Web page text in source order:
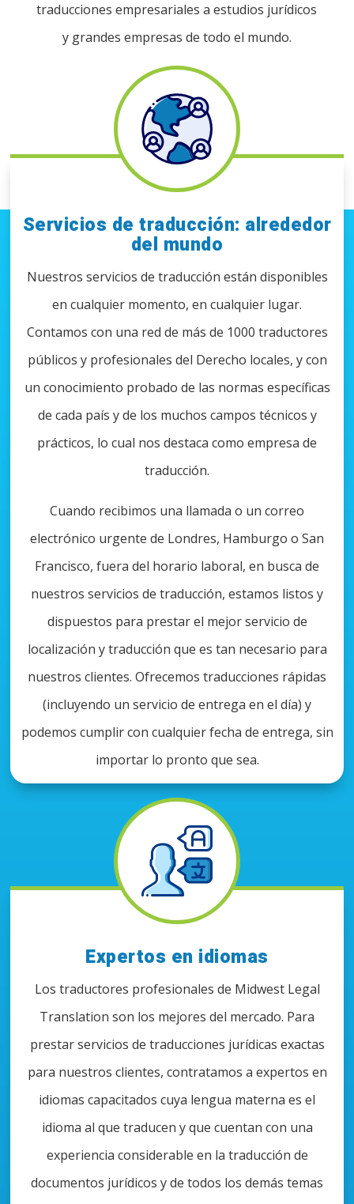
traducciones empresariales a estudios jurídicos
y grandes empresas de todo el mundo.
Servicios de traducción: alrededor
del mundo
Nuestros servicios de traducción están disponibles
en cualquier momento, en cualquier lugar.
Contamos con una red de más de 1000 traductores
públicos y profesionales del Derecho locales, y con
un conocimiento probado de las normas específicas
de cada país y de los muchos campos técnicos y
prácticos, lo cual nos destaca como empresa de
traducción.
Cuando recibimos una llamada o un correo
electrónico urgente de Londres, Hamburgo o San
Francisco, fuera del horario laboral, en busca de
nuestros servicios de traducción, estamos listos y
dispuestos para prestar el mejor servicio de
localización y traducción que es tan necesario para
nuestros clientes. Ofrecemos traducciones rápidas
(incluyendo un servicio de entrega en el día) y
podemos cumplir con cualquier fecha de entrega, sin
importar lo pronto que sea.
Expertos en idiomas
Los traductores profesionales de Midwest Legal
Translation son los mejores del mercado. Para
prestar servicios de traducciones jurídicas exactas
para nuestros clientes, contratamos a expertos en
idiomas capacitados cuya lengua materna es el
idioma al que traducen y que cuentan con una
experiencia considerable en la traducción de
documentos jurídicos y de todos los demás temas